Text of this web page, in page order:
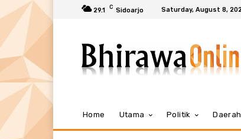
29.1 C Sidoarjo Saturday, August 8,
Home Utama Politik Daerah